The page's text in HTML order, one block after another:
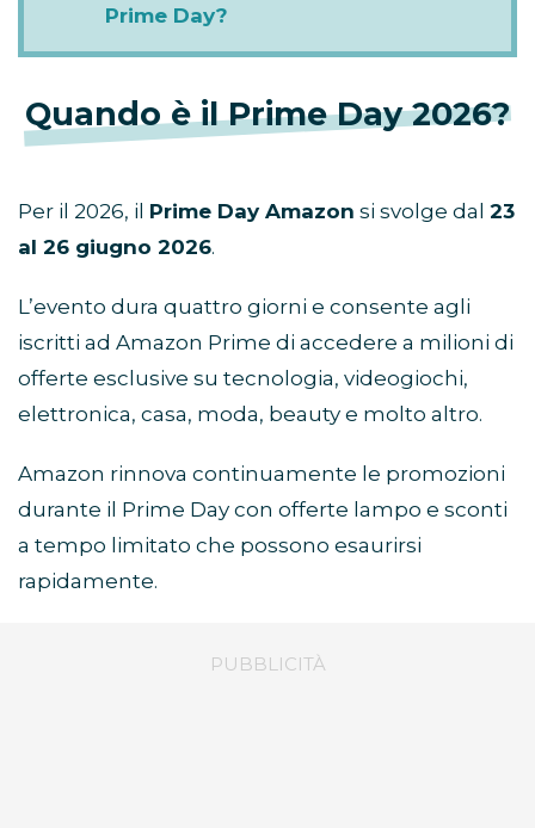
Prime Day?
Quando è il Prime Day 2026?
Per il 2026, il Prime Day Amazon si svolge dal 23
al 26 giugno 2026.
L’evento dura quattro giorni e consente agli
iscritti ad Amazon Prime di accedere a milioni di
offerte esclusive su tecnologia, videogiochi,
elettronica, casa, moda, beauty e molto altro.
Amazon rinnova continuamente le promozioni
durante il Prime Day con offerte lampo e sconti
a tempo limitato che possono esaurirsi
rapidamente.